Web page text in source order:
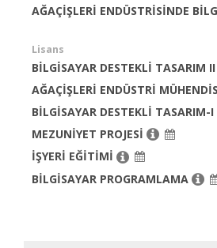
AĞAÇİŞLERİ ENDÜSTRİSİNDE
Lisans
BİLGİSAYAR DESTEKLİ TASARIM II
AĞAÇİŞLERİ ENDÜSTRİ
BİLGİSAYAR DESTEKLİ TASARIM-I
MEZUNİYET PROJESİ
İŞYERİ EĞİTİMİ
BİLGİSAYAR PROGRAMLAMA